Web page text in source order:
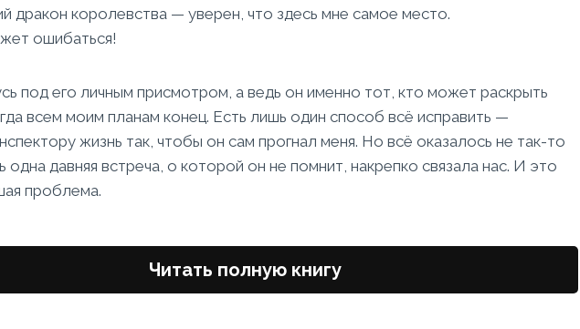
дракон королевства — уверен, что здесь мне самое место.
ошибаться!
под его личным присмотром, а ведь он именно тот, кто может раскрыть
всем моим планам конец. Есть лишь один способ всё исправить —
жизнь так, чтобы он сам прогнал меня. Но всё оказалось не так-то
одна давняя встреча, о которой он не помнит, накрепко связала нас. И это
проблема.
Читать полную книгу